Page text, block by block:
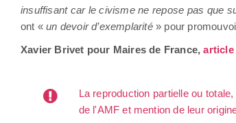
insuffisant car le civisme ne repose pas que
ont «un devoir d’exemplarité» pour
Xavier Brivet pour Maires de France,article
La reproduction partielle ou
de l'AMF et mention de leur